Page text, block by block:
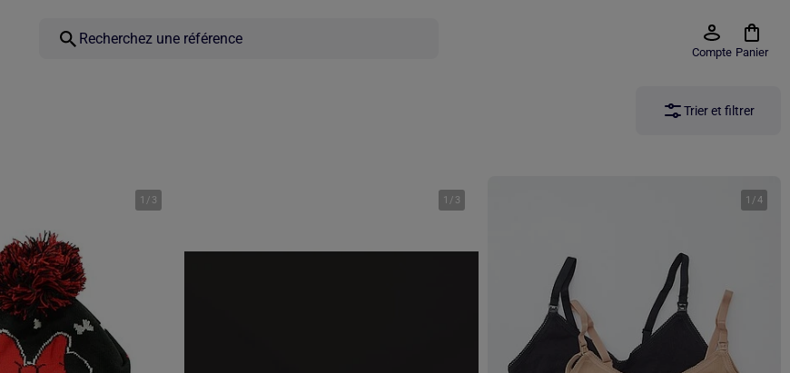
Compte Panier
Trier et filtrer
1 / 3 1 / 3 1 /4